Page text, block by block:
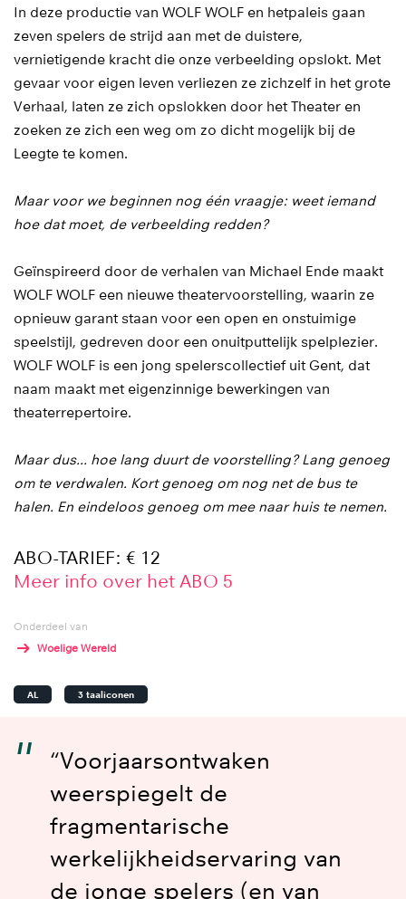
In deze productie van WOLF WOLF en hetpaleis gaan
zeven spelers de strijd aan met de duistere,
vernietigende kracht die onze verbeelding opslokt. Met
gevaar voor eigen leven verliezen ze zichzelf in het grote
Verhaal, laten ze zich opslokken door het Theater en
zoeken ze zich een weg om zo dicht mogelijk bij de
Leegte te komen.
Maar voor we beginnen nog één vraagje: weet iemand
hoe dat moet, de verbeelding redden?
Geïnspireerd door de verhalen van Michael Ende maakt
WOLF WOLF een nieuwe theatervoorstelling, waarin ze
opnieuw garant staan voor een open en onstuimige
speelstijl, gedreven door een onuitputtelijk spelplezier.
WOLF WOLF is een jong spelerscollectief uit Gent, dat
naam maakt met eigenzinnige bewerkingen van
theaterrepertoire.
Maar dus… hoe lang duurt de voorstelling? Lang genoeg
om te verdwalen. Kort genoeg om nog net de bus te
halen. En eindeloos genoeg om mee naar huis te nemen.
ABO-TARIEF: € 12
Meer info over het ABO 5
Onderdeel van
Woelige Wereld
AL 3 taaliconen
“Voorjaarsontwaken
weerspiegelt de
fragmentarische
werkelijkheidservaring van
de jonge spelers (en van